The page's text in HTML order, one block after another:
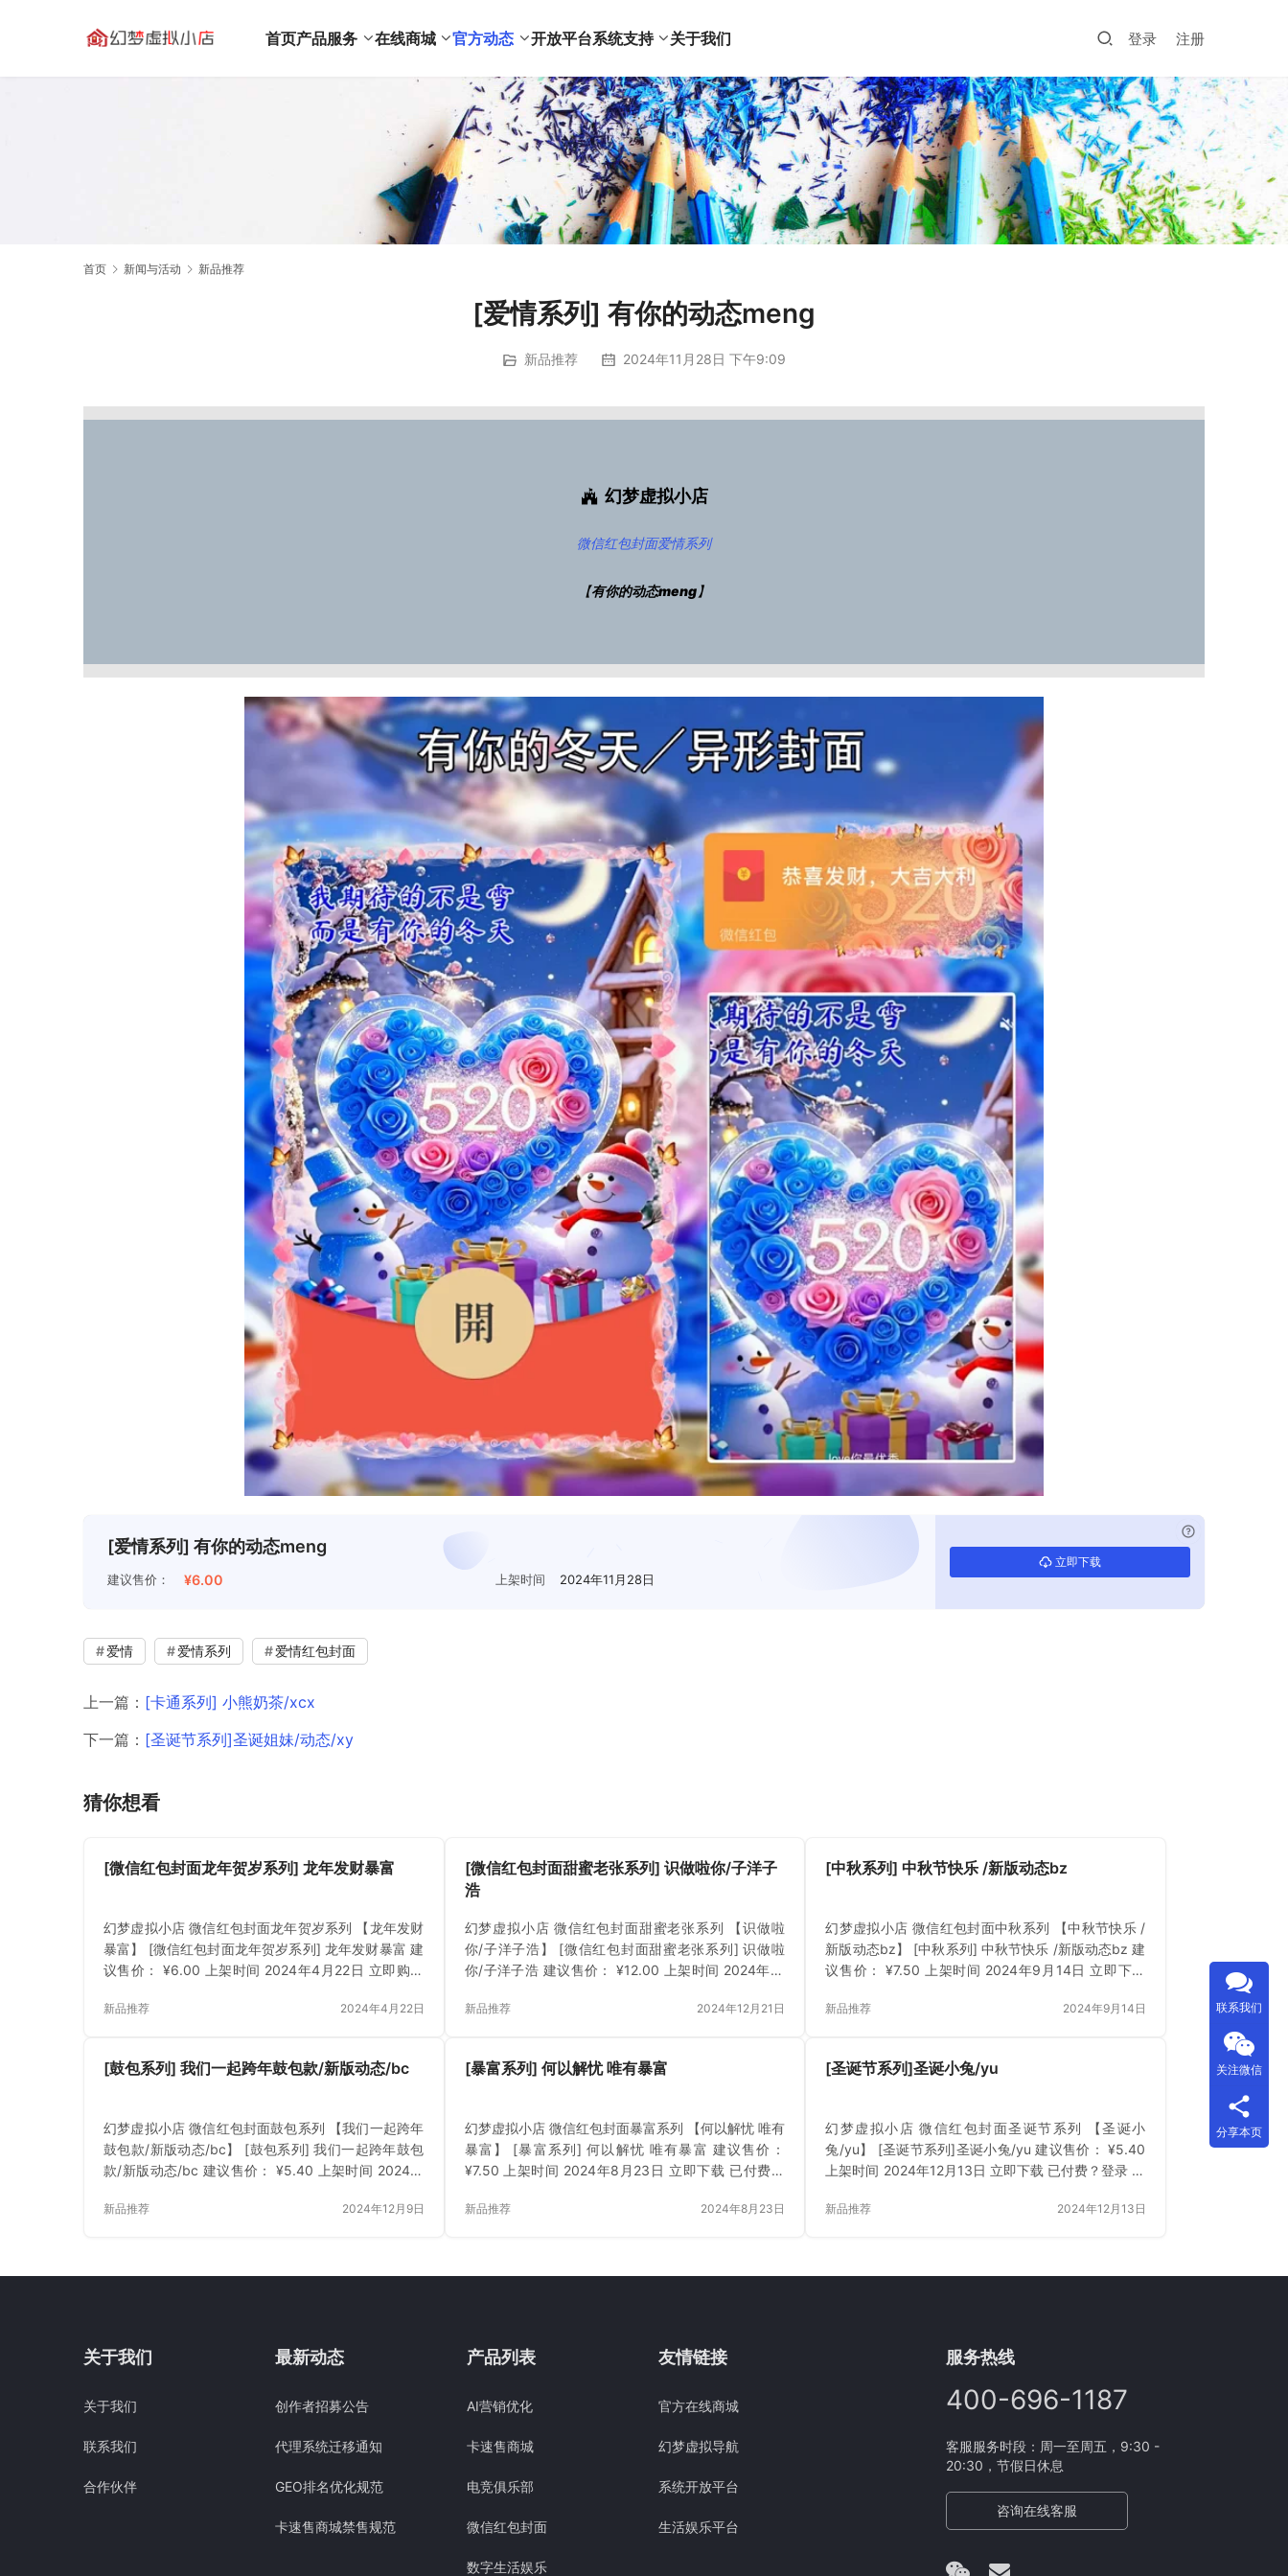
首页产品服务 在线商城 官方动态 开放平台系统支持 关于我们 登录 注册
首页 新闻与活动 新品推荐
[爱情系列] 有你的动态meng
新品推荐 2024年11月28日 下午9:09
幻梦虚拟小店
微信红包封面爱情系列
【有你的动态meng】
[爱情系列] 有你的动态meng
建议售价： ¥6.00 上架时间 2024年11月28日
立即下载
爱情 爱情系列 爱情红包封面
上一篇： [卡通系列] 小熊奶茶/xcx
下一篇： [圣诞节系列]圣诞姐妹/动态/xy
猜你想看
[微信红包封面龙年贺岁系列] 龙年发财暴富
幻梦虚拟小店 微信红包封面龙年贺岁系列 【龙年发财
暴富】 [微信红包封面龙年贺岁系列] 龙年发财暴富 建
议售价： ¥6.00 上架时间 2024年4月22日 立即购买
新品推荐 2024年4月22日
[微信红包封面甜蜜老张系列] 识做啦你/子洋子
浩
幻梦虚拟小店 微信红包封面甜蜜老张系列 【识做啦
你/子洋子浩】 [微信红包封面甜蜜老张系列] 识做啦
你/子洋子浩 建议售价： ¥12.00 上架时间 2024年12
新品推荐 2024年12月21日
[中秋系列] 中秋节快乐 /新版动态bz
幻梦虚拟小店 微信红包封面中秋系列 【中秋节快乐 /
新版动态bz】 [中秋系列] 中秋节快乐 /新版动态bz 建
议售价： ¥7.50 上架时间 2024年9月14日 立即下载
新品推荐 2024年9月14日
[鼓包系列] 我们一起跨年鼓包款/新版动态/bc
幻梦虚拟小店 微信红包封面鼓包系列 【我们一起跨年
鼓包款/新版动态/bc】 [鼓包系列] 我们一起跨年鼓包
款/新版动态/bc 建议售价： ¥5.40 上架时间 2024年
新品推荐 2024年12月9日
[暴富系列] 何以解忧 唯有暴富
幻梦虚拟小店 微信红包封面暴富系列 【何以解忧 唯有
暴富】 [暴富系列] 何以解忧 唯有暴富 建议售价：
¥7.50 上架时间 2024年8月23日 立即下载 已付费？
新品推荐 2024年8月23日
[圣诞节系列]圣诞小兔/yu
幻梦虚拟小店 微信红包封面圣诞节系列 【圣诞小
兔/yu】 [圣诞节系列]圣诞小兔/yu 建议售价： ¥5.40
上架时间 2024年12月13日 立即下载 已付费？登录 或
新品推荐 2024年12月13日
关于我们
关于我们
联系我们
合作伙伴
最新动态
创作者招募公告
代理系统迁移通知
GEO排名优化规范
卡速售商城禁售规范
产品列表
AI营销优化
卡速售商城
电竞俱乐部
微信红包封面
数字生活娱乐
友情链接
官方在线商城
幻梦虚拟导航
系统开放平台
生活娱乐平台
服务热线
400-696-1187
客服服务时段：周一至周五，9:30 -
20:30，节假日休息
咨询在线客服
联系我们
关注微信
分享本页